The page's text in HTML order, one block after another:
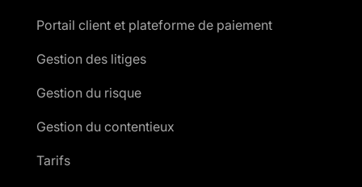
Portail client et plateforme de paiement
Gestion des litiges
Gestion du risque
Gestion du contentieux
Tarifs